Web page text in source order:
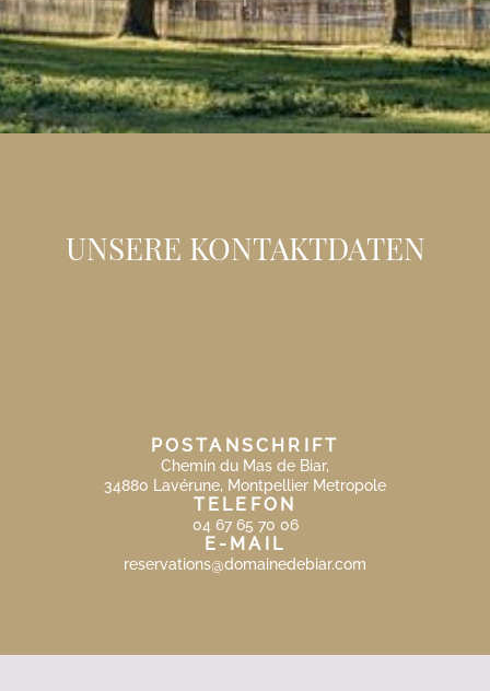
UNSERE KONTAKTDATEN
POSTANSCHRIFT
Chemin du Mas de Biar,
34880 Lavérune, Montpellier Metropole
TELEFON
04 67 65 70 06
E-MAIL
reservations@domainedebiar.com